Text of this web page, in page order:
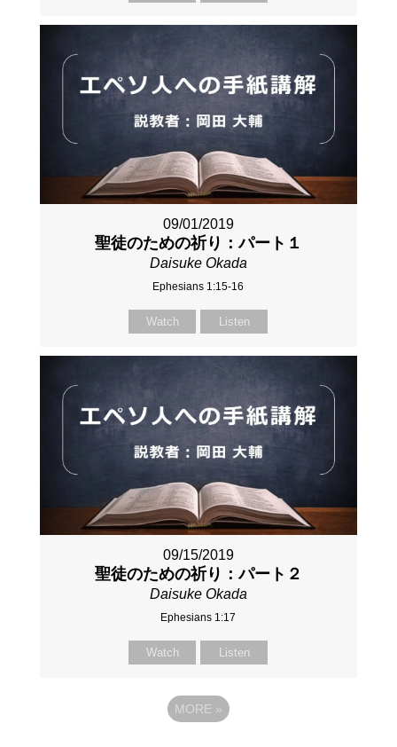
09/01/2019
聖徒のための祈り：パート１
Daisuke Okada
Ephesians 1:15-16
Watch Listen
09/15/2019
聖徒のための祈り：パート２
Daisuke Okada
Ephesians 1:17
Watch Listen
MORE »